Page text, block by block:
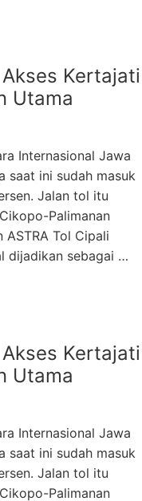
Akses Kertajati
Utama
Internasional Jawa
saat ini sudah masuk
Jalan tol itu
Palimanan
ASTRA Tol Cipali
dijadikan sebagai …
Akses Kertajati
Utama
Internasional Jawa
saat ini sudah masuk
Jalan tol itu
Palimanan